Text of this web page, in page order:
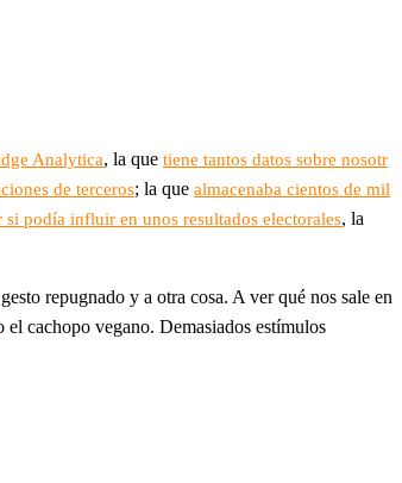
Analytica, la que tiene tantos datos sobre nosotr
de terceros; la que almacenaba cientos de mil
si podía influir en unos resultados electorales, la
repugnado y a otra cosa. A ver qué nos sale en
el cachopo vegano. Demasiados estímulos